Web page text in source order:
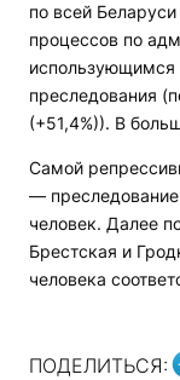
по всей
процессов по
использующимся
преследования
(+51,4%)). В
Самой
— преследование
человек. Далее
Брестская и
человека
ПОДЕЛИТЬСЯ: